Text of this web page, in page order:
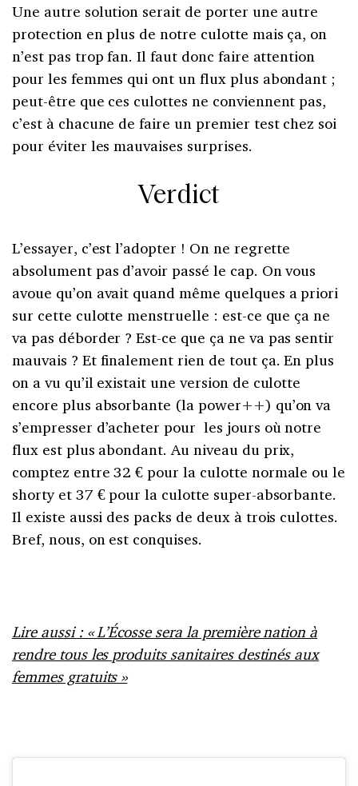
Une autre solution serait de porter une autre
protection en plus de notre culotte mais ça, on
n’est pas trop fan. Il faut donc faire attention
pour les femmes qui ont un flux plus abondant ;
peut-être que ces culottes ne conviennent pas,
c’est à chacune de faire un premier test chez soi
pour éviter les mauvaises surprises.
Verdict
L’essayer, c’est l’adopter ! On ne regrette
absolument pas d’avoir passé le cap. On vous
avoue qu’on avait quand même quelques a priori
sur cette culotte menstruelle : est-ce que ça ne
va pas déborder ? Est-ce que ça ne va pas sentir
mauvais ? Et finalement rien de tout ça. En plus
on a vu qu’il existait une version de culotte
encore plus absorbante (la power++) qu’on va
s’empresser d’acheter pour les jours où notre
flux est plus abondant. Au niveau du prix,
comptez entre 32 € pour la culotte normale ou le
shorty et 37 € pour la culotte super-absorbante.
Il existe aussi des packs de deux à trois culottes.
Bref, nous, on est conquises.
Lire aussi : « L’Écosse sera la première nation à
rendre tous les produits sanitaires destinés aux
femmes gratuits »